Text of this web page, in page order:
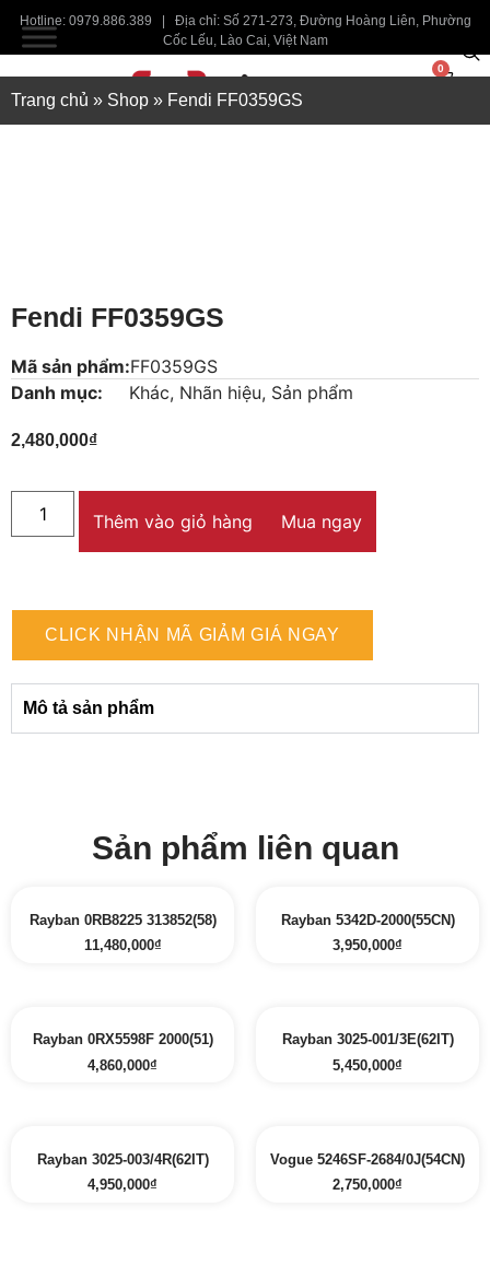
Hotline: 0979.886.389 | Địa chỉ: Số 271-273, Đường Hoàng Liên, Phường
Cốc Lếu, Lào Cai, Việt Nam
0
Trang chủ » Shop » Fendi FF0359GS
Fendi FF0359GS
Mã sản phẩm:FF0359GS
Danh mục:
Khác, Nhãn hiệu, Sản phẩm
2,480,000₫
Thêm vào giỏ hàng Mua ngay
CLICK NHẬN MÃ GIẢM GIÁ NGAY
Mô tả sản phẩm
Sản phẩm liên quan
Rayban 0RB8225 313852(58)
11,480,000₫
Rayban 5342D-2000(55CN)
3,950,000₫
Rayban 0RX5598F 2000(51)
4,860,000₫
Rayban 3025-001/3E(62IT)
5,450,000₫
Rayban 3025-003/4R(62IT)
4,950,000₫
Vogue 5246SF-2684/0J(54CN)
2,750,000₫